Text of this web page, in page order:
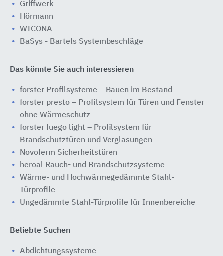
Griffwerk
Hörmann
WICONA
BaSys - Bartels Systembeschläge
Das könnte Sie auch interessieren
forster Profilsysteme – Bauen im Bestand
forster presto – Profilsystem für Türen und Fenster
ohne Wärmeschutz
forster fuego light – Profilsystem für
Brandschutztüren und Verglasungen
Novoferm Sicherheitstüren
heroal Rauch- und Brandschutzsysteme
Wärme- und Hochwärmegedämmte Stahl-
Türprofile
Ungedämmte Stahl-Türprofile für Innenbereiche
Beliebte Suchen
Abdichtungssysteme